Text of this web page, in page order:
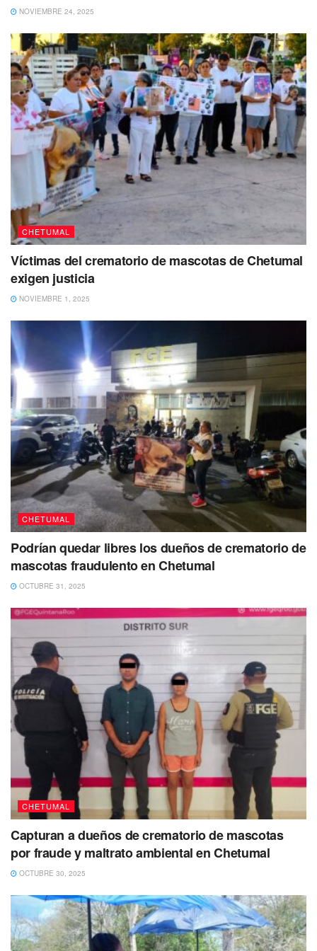
La información de que la persona sin vida se trataba del
hijo del ex diputado, que es muy conocido entre los
chetumaleños, Roberto Erales Jiménez, trascendió de
forma inmediata en las redes sociales.
Cabe hacer mención, que al momento de darse a conocer
el deceso del joven Mauricio salieron a la luz
donde presuntamente a Mauricio Erales, desde muy
joven se le había relacionado con actividades ilícitas,
incluso ha trascendido una supuesta relación con el
tráfico de drogasen la capital del estado.
NOVIEMBRE 24, 2025
CHETUMAL
Víctimas del crematorio de mascotas de Chetumal
exigen justicia
NOVIEMBRE 1, 2025
CHETUMAL
Podrían quedar libres los dueños de crematorio de
mascotas fraudulento en Chetumal
OCTUBRE 31, 2025
CHETUMAL
Capturan a dueños de crematorio de mascotas
por fraude y maltrato ambiental en Chetumal
OCTUBRE 30, 2025